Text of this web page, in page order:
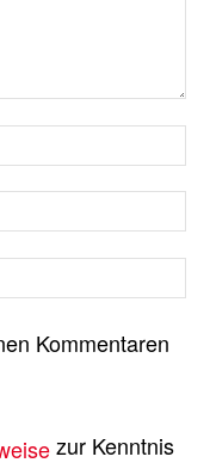
Kommentaren
zur Kenntnis